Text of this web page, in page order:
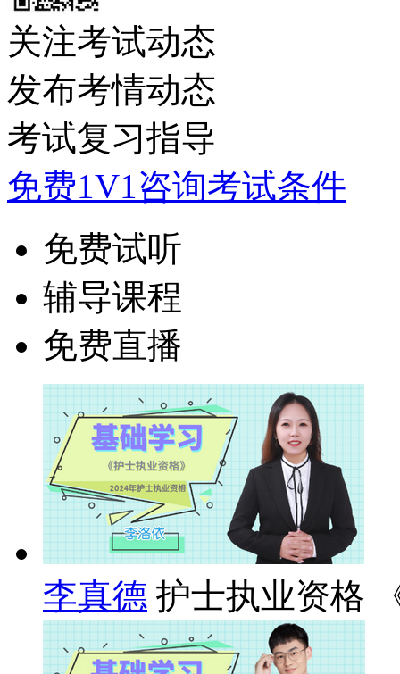
关注考试动态
发布考情动态
考试复习指导
免费1V1咨询考试条件
免费试听
辅导课程
免费直播
李真德 护士执业资格